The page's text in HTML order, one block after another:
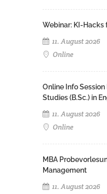
Webinar: KI-
11. August 2026
Online
Online Info
Studies (B.Sc.) in
11. August 2026
Online
MBA
Management
11. August 2026